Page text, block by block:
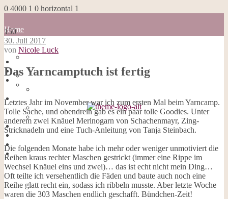
0 4000 1 0 horizontal 1
Home
Blog
about me
Impressum
Datenschutzerklärung
Galerie
Opal-Abos
Strickblogs
Hörbücher
150
Home
Blog
about me
Impressum
Datenschutzerklärung
Cookies
Galerie
Opal-Abos
Strickblogs
Hörbücher
30. Juli 2017
von Nicole Luck
Das Yarncamptuch ist fertig
Letztes Jahr im November war ich zum ersten Mal beim Yarncamp.
Tolle Sache, und obendrein gab es ein paar tolle Goodies. Unter
anderem zwei Knäuel Merinogarn von Schachenmayr, Zing-
Stricknadeln und eine Tuch-Anleitung von Tanja Steinbach.
Die folgenden Monate habe ich mehr oder weniger unmotiviert die
Reihen kraus rechter Maschen gestrickt (immer eine Rippe im
Wechsel Knäuel eins und zwei)… das ist echt nicht mein Ding…
Oft teilte ich versehentlich die Fäden und baute auch noch eine
Reihe glatt recht ein, sodass ich ribbeln musste. Aber letzte Woche
waren die 303 Maschen endlich geschafft. Bündchen-Zeit!